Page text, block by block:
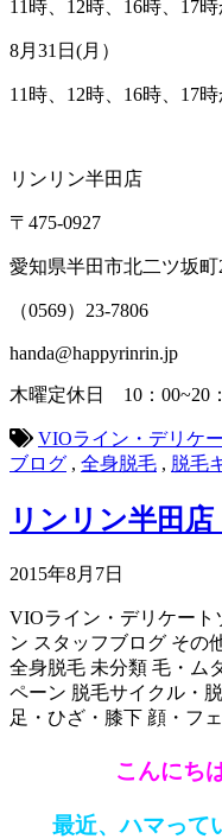
11時、12時、16時、17
8月31日(月）
11時、12時、16時、17
リンリン半田店
〒475-0927
愛知県半田市北二ツ坂町
（0569）23-7806
handa@happyrinrin.jp
木曜定休日 10：00~20
VIOライン・デリケ
ブログ , 全身脱毛 , 脱毛
リンリン半田
2015年8月7日
VIOライン・デリケート
ン スタッフブログ その
全身脱毛 未分類 毛・ム
ペーン 脱毛サイクル・
足・ひざ・膝下 顔・フ
こんにち
最近、ハマって